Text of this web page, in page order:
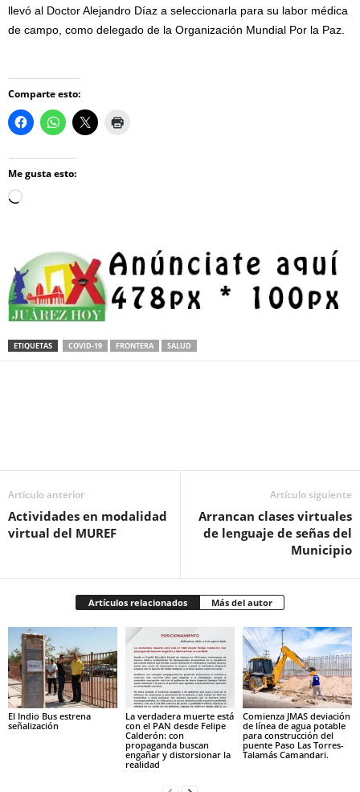
llevó al Doctor Alejandro Díaz a seleccionarla para su labor médica
de campo, como delegado de la Organización Mundial Por la Paz.
Comparte esto:
Me gusta esto:
Loading…
ETIQUETAS COVID-19 FRONTERA SALUD
Artículo anterior
Actividades en modalidad
virtual del MUREF
Artículo siguiente
Arrancan clases virtuales
de lenguaje de señas del
Municipio
Artículos relacionados Más del autor
El Indio Bus estrena
señalización
La verdadera muerte está
con el PAN desde Felipe
Calderón: con
propaganda buscan
engañar y distorsionar la
realidad
Comienza JMAS deviación
de línea de agua potable
para construcción del
puente Paso Las Torres-
Talamás Camandari.